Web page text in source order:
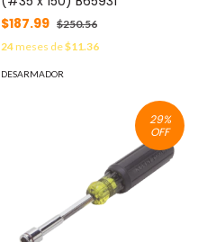
$187.99 $250.56
24meses de$11.36
DESARMADOR
29%
OFF